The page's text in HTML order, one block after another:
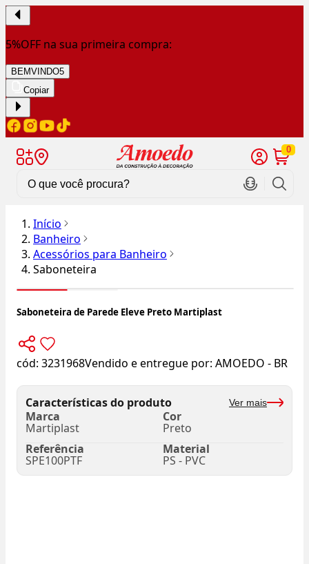
5%OFF na sua primeira compra:
BEMVINDO5
Copiar
0
Início
Banheiro
Acessórios para Banheiro
Saboneteira
Saboneteira de Parede Eleve Preto Martiplast
cód: 3231968Vendido e entregue por: AMOEDO - BR
Características do produto Ver mais
Marca
Martiplast
Cor
Preto
Referência
SPE100PTF
Material
PS - PVC